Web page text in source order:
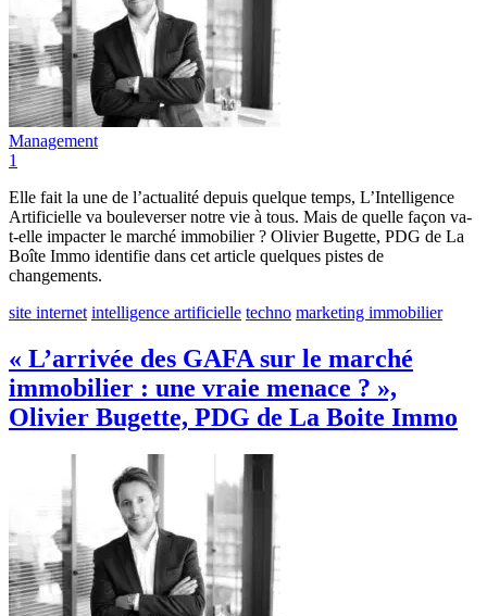
Management
1
Elle fait la une de l’actualité depuis quelque temps, L’Intelligence
Artificielle va bouleverser notre vie à tous. Mais de quelle façon va-
t-elle impacter le marché immobilier ? Olivier Bugette, PDG de La
Boîte Immo identifie dans cet article quelques pistes de
changements.
site internet intelligence artificielle techno marketing immobilier
« L’arrivée des GAFA sur le marché
immobilier : une vraie menace ? »,
Olivier Bugette, PDG de La Boite Immo